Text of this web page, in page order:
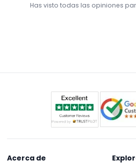
Has visto todas las opiniones
Acerca de